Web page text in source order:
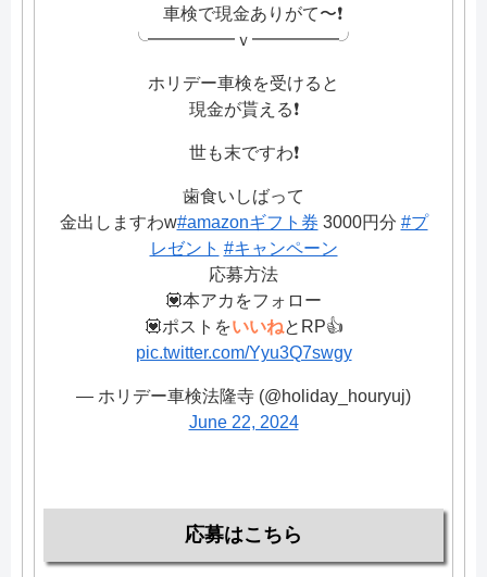
車検で現金ありがて〜❗
️╰━━━━━ｖ━━━━━╯
ホリデー車検を受けると
現金が貰える❗
世も末ですわ❗
️️歯食いしばって
金出しますわw#amazonギフト券 3000円分 #プ
レゼント #キャンペーン
応募方法
💟本アカをフォロー
💟ポストをいいねとRP👍
pic.twitter.com/Yyu3Q7swgy
— ホリデー車検法隆寺 (@holiday_houryuj)
June 22, 2024
応募はこちら